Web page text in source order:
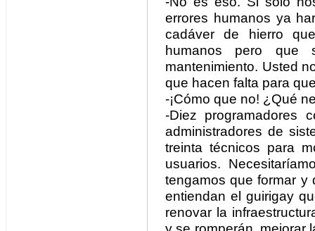
errores humanos ya
cadáver de hierro
humanos pero
mantenimiento. Usted
que hacen falta para
-¡Cómo que no! ¿Qué
-Diez programadores
administradores de
treinta técnicos para
usuarios.
tengamos que formar y
entiendan el guirigay
renovar la